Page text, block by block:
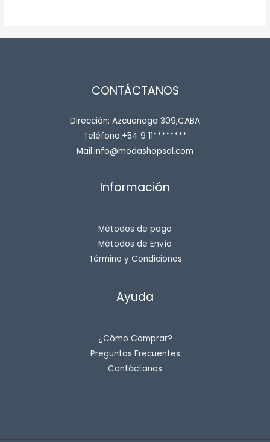
CONTÁCTANOS
Dirección: Azcuenaga 309,CABA
Teléfono:+54 9 11********
Mail:info@modashopsal.com
Información
Métodos de pago
Métodos de Envío
Término y Condiciones
Ayuda
¿Cómo Comprar?
Preguntas Frecuentes
Contáctanos